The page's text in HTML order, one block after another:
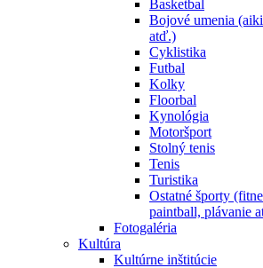
Basketbal
Bojové umenia
atď.)
Cyklistika
Futbal
Kolky
Floorbal
Kynológia
Motoršport
Stolný tenis
Tenis
Turistika
Ostatné športy
paintball, plávanie
Fotogaléria
Kultúra
Kultúrne inštitúcie